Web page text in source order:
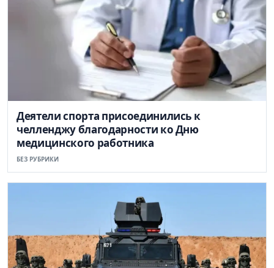
Деятели спорта присоединились к
челленджу благодарности ко Дню
медицинского работника
БЕЗ РУБРИКИ